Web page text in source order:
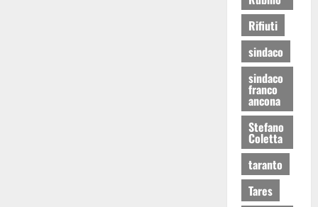
Rifiuti
sindaco
sindaco
franco
ancona
Stefano
Coletta
taranto
Tares